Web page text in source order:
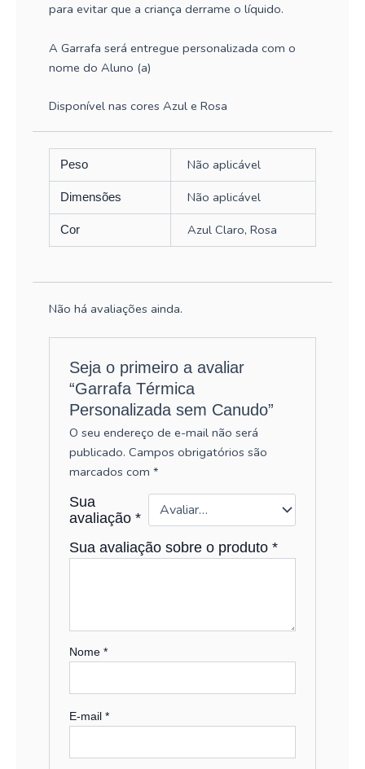
para evitar que a criança derrame o líquido.
A Garrafa será entregue personalizada com o
nome do Aluno (a)
Disponível nas cores Azul e Rosa
Peso Não aplicável
Dimensões Não aplicável
Cor Azul Claro, Rosa
Não há avaliações ainda.
Seja o primeiro a avaliar
“Garrafa Térmica
Personalizada sem Canudo”
O seu endereço de e-mail não será
publicado. Campos obrigatórios são
marcados com*
Sua
avaliação*
Sua avaliação sobre o produto*
Nome*
E-mail*